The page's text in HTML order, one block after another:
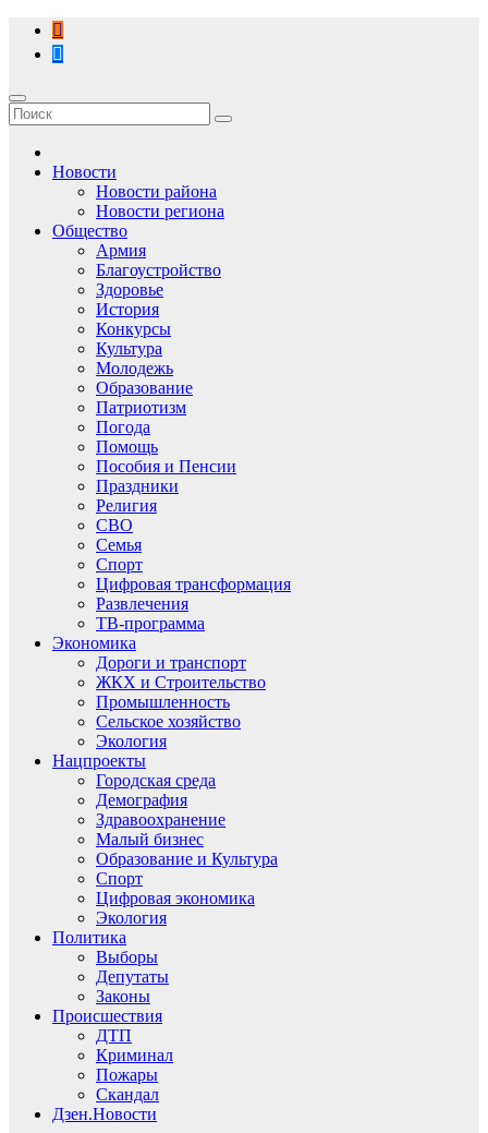
Перейти
содержимому
Новости
Новости района
Новости региона
Общество
Армия
Благоустройство
Здоровье
История
Конкурсы
Культура
Молодежь
Образование
Патриотизм
Погода
Помощь
Пособия и Пенсии
Праздники
Религия
СВО
Семья
Спорт
Цифровая трансформация
Развлечения
ТВ-программа
Экономика
Дороги и транспорт
ЖКХ и Строительство
Промышленность
Сельское хозяйство
Экология
Нацпроекты
Городская среда
Демография
Здравоохранение
Малый бизнес
Образование и Культура
Спорт
Цифровая экономика
Экология
Политика
Выборы
Депутаты
Законы
Происшествия
ДТП
Криминал
Пожары
Скандал
Дзен.Новости